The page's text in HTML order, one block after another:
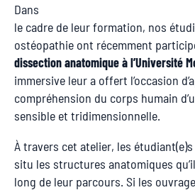
Dans
le cadre de leur formation, nos
ostéopathie ont récemment
dissection anatomique à l’Université
immersive leur a offert l’occasion
compréhension du corps humain
sensible et tridimensionnelle.
À travers cet atelier, les
situ les structures anatomiques
long de leur parcours. Si les